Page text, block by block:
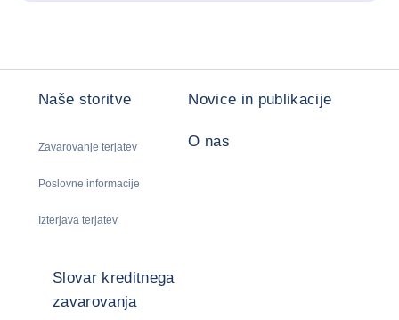
Naše storitve
Zavarovanje terjatev
Poslovne informacije
Izterjava terjatev
Novice in publikacije
O nas
Slovar kreditnega
zavarovanja